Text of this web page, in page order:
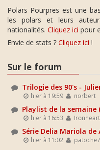
Polars Pourpres est une
les polars et leurs
nationalités. Cliquez ici pour
Envie de stats ? Cliquez ici !
Sur le forum
Trilogie des 90's -
hier à 19:59 norbert
Playlist de la semaine
hier à 16:53 Ironheart
Série Delia Mariola de
hier à 11:02